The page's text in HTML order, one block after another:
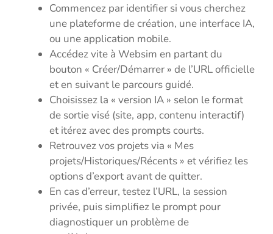
Commencez par identifier si vous cherchez
une plateforme de création, une interface IA,
ou une application mobile.
Accédez vite à Websim en partant du
bouton « Créer/Démarrer » de l’URL officielle
et en suivant le parcours guidé.
Choisissez la « version IA » selon le format
de sortie visé (site, app, contenu interactif)
et itérez avec des prompts courts.
Retrouvez vos projets via « Mes
projets/Historiques/Récents » et vérifiez les
options d’export avant de quitter.
En cas d’erreur, testez l’URL, la session
privée, puis simplifiez le prompt pour
diagnostiquer un problème de